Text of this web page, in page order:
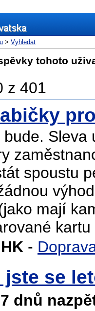
> Vyhledat
tohoto
z 401
spoustu
mají
kartu
-
jste se
dnů